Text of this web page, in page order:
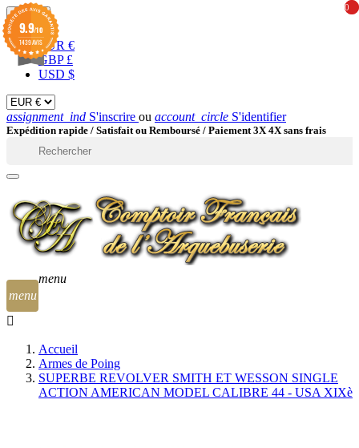
EUR 
EUR €
GBP £
USD $
assignment_ind S'inscrire ou account_circle S'identifier
Expédition rapide / Satisfait ou Remboursé / Paiement 3X 4X sans frais
menu
0
0
menu
Accueil
Armes de Poing
SUPERBE REVOLVER SMITH ET WESSON SINGLE
ACTION AMERICAN MODEL CALIBRE 44 - USA XIXè
9.9/10
1439 AVIS